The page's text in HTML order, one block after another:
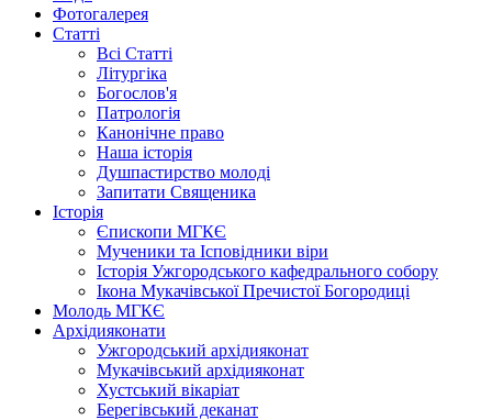
Фотогалерея
Статті
Всі Статті
Літургіка
Богослов'я
Патрологія
Канонічне право
Наша історія
Душпастирство молоді
Запитати Священика
Історія
Єпископи МГКЄ
Мученики та Ісповідники віри
Історія Ужгородського кафедрального собору
Ікона Мукачівської Пречистої Богородиці
Молодь МГКЄ
Архідияконати
Ужгородський архідияконат
Мукачівський архідияконат
Хустський вікаріат
Берегівський деканат